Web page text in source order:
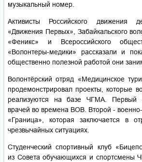
музыкальный номер.
Активисты Российского движения
«Движения Первых», Забайкальского
«Феникс» и Всероссийского
«Волонтеры-медики» рассказали и
общественно полезной работой они
Волонтёрский отряд «Медицинское
продемонстрировал проекты, которые
реализуются на базе ЧГМА. Первый
врачей во времена ВОВ. Второй - военно-
«Граница», которая заключается в
чрезвычайных ситуациях.
Студенческий спортивный клуб
из Совета обучающихся и спортсмены